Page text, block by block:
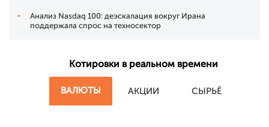
Анализ Nasdaq 100: деэскалация вокруг Ирана
поддержала спрос на техносектор
Котировки в реальном времени
ВАЛЮТЫ АКЦИИ СЫРЬЁ